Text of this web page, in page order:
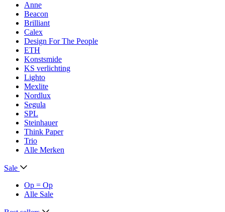
Anne
Beacon
Brilliant
Calex
Design For The People
ETH
Konstsmide
KS verlichting
Lighto
Mexlite
Nordlux
Segula
SPL
Steinhauer
Think Paper
Trio
Alle Merken
Sale
Op = Op
Alle Sale